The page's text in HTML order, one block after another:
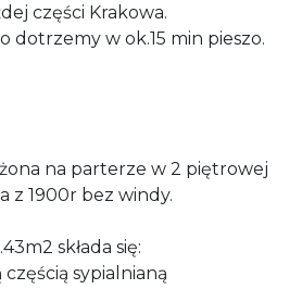
części Krakowa.
dotrzemy w ok.15 min pieszo.
na parterze w 2 piętrowej
z 1900r bez windy.
składa się:
sypialnianą